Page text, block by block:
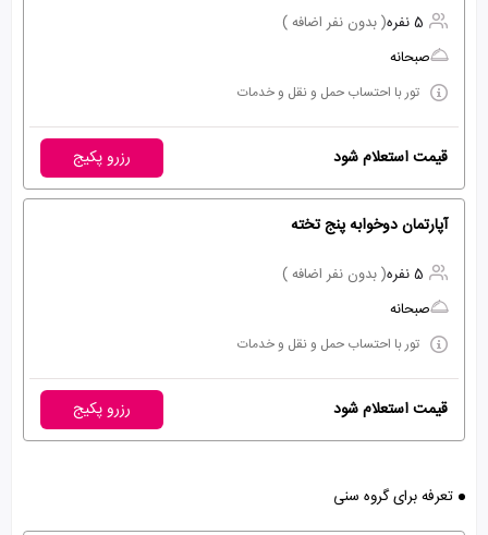
5 نفره
( بدون نفر اضافه )
صبحانه
تور با احتساب حمل و نقل و خدمات
قیمت استعلام شود رزرو پکیج
آپارتمان دوخوابه پنج تخته
5 نفره
( بدون نفر اضافه )
صبحانه
تور با احتساب حمل و نقل و خدمات
قیمت استعلام شود رزرو پکیج
تعرفه برای گروه سنی